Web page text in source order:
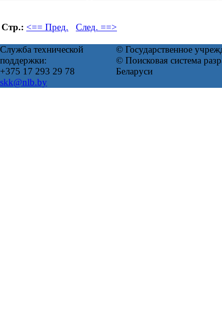
Стр.: <== Пред. След. ==>
Служба технической
поддержки:
+375 17 293 29 78
skk@nlb.by
© Государственное
© Поисковая система
Беларуси